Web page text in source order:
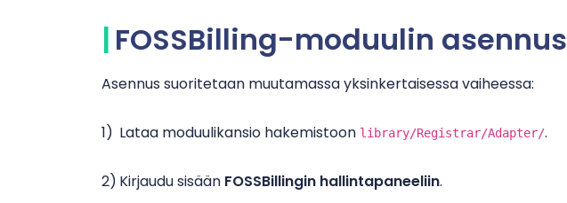
FOSSBilling-moduulin asennus
Asennus suoritetaan muutamassa yksinkertaisessa vaiheessa:
Lataa moduulikansio hakemistoon library/Registrar/Adapter/.
Kirjaudu sisään FOSSBillingin hallintapaneeliin.